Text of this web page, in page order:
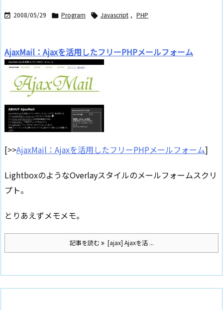
 2008/05/29  Program  Javascript , PHP
AjaxMail：Ajaxを活用したフリーPHPメールフォーム
[>>AjaxMail：Ajaxを活用したフリーPHPメールフォーム]
LightboxのようなOverlayスタイルのメールフォームスクリ
プト。
とりあえずメモメモ。
記事を読む [ajax] Ajaxを活 ...